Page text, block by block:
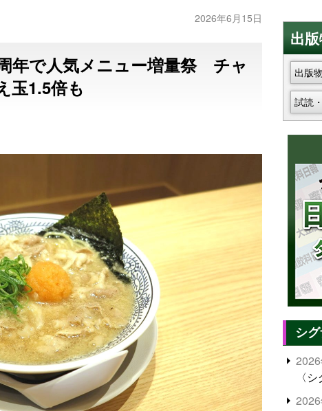
2026年6月15日
年で人気メニュー増量祭 チャ
玉1.5倍も
出
出版
試読
シ
〈